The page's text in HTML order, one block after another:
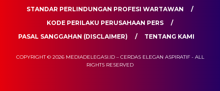
STANDAR PERLINDUNGAN PROFESI WARTAWAN
KODE PERILAKU PERUSAHAAN PERS
PASAL SANGGAHAN (DISCLAIMER)
TENTANG KAMI
COPYRIGHT © 2026 MEDIADELEGASI.ID – CERDAS ELEGAN ASPIRATIF - ALL
RIGHTS RESERVED